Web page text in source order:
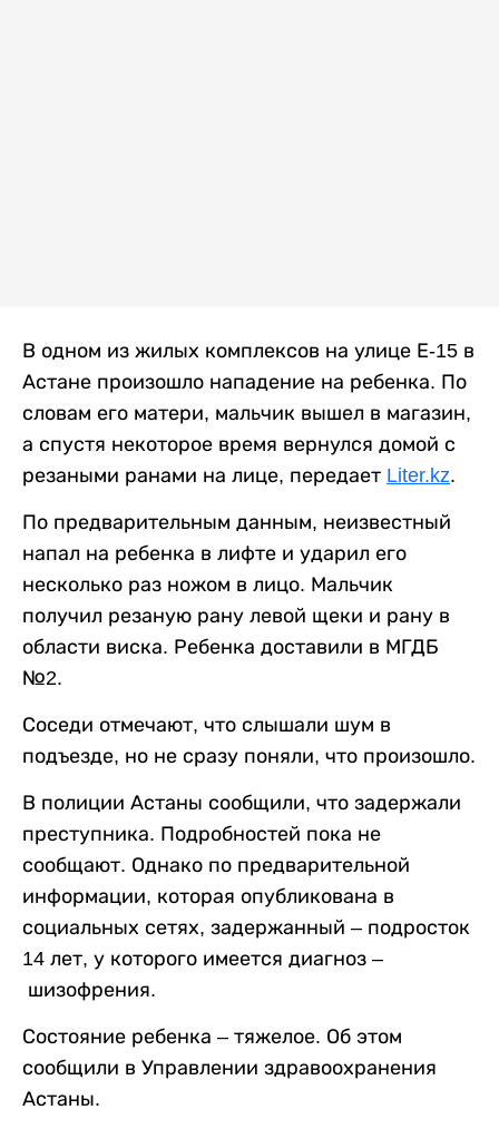
В одном из жилых комплексов на улице Е-15 в
Астане произошло нападение на ребенка. По
словам его матери, мальчик вышел в магазин,
а спустя некоторое время вернулся домой с
резаными ранами на лице, передает Liter.kz.
По предварительным данным, неизвестный
напал на ребенка в лифте и ударил его
несколько раз ножом в лицо. Мальчик
получил резаную рану левой щеки и рану в
области виска. Ребенка доставили в МГДБ
№2.
Соседи отмечают, что слышали шум в
подъезде, но не сразу поняли, что произошло.
В полиции Астаны сообщили, что задержали
преступника. Подробностей пока не
сообщают. Однако по предварительной
информации, которая опубликована в
социальных сетях, задержанный – подросток
14 лет, у которого имеется диагноз –
шизофрения.
Состояние ребенка – тяжелое. Об этом
сообщили в Управлении здравоохранения
Астаны.